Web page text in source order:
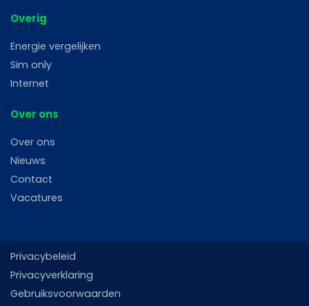
Overig
Energie vergelijken
Sim only
Internet
Over ons
Over ons
Nieuws
Contact
Vacatures
Privacybeleid
Privacyverklaring
Gebruiksvoorwaarden